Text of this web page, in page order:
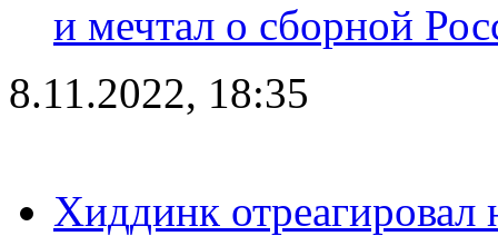
и мечтал о сборной
8.11.2022, 18:35
Хиддинк отреагировал